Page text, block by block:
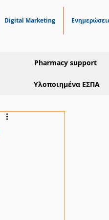
Digital Marketing
Pharmacy support
Υλοποιημένα ΕΣΠΑ